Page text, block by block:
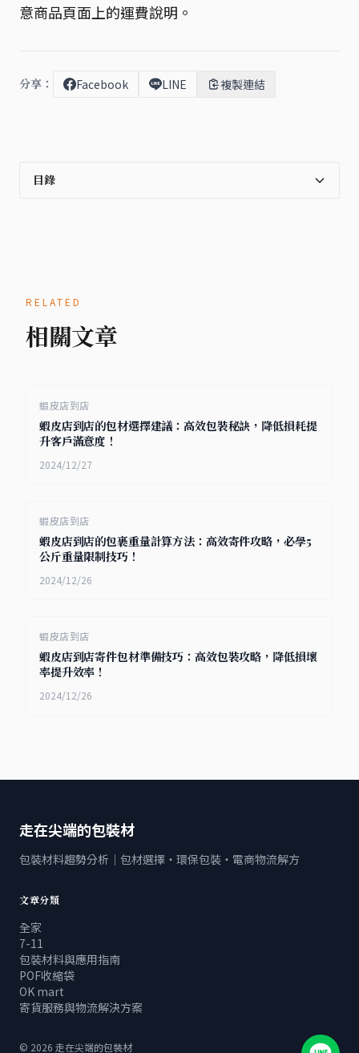
意商品頁面上的運費說明。
分享： Facebook LINE 複製連結
目錄
RELATED
相關文章
蝦皮店到店
蝦皮店到店的包材選擇建議：高效包裝秘訣，降低損耗提
升客戶滿意度！
2024/12/27
蝦皮店到店
蝦皮店到店的包裹重量計算方法：高效寄件攻略，必學5
公斤重量限制技巧！
2024/12/26
蝦皮店到店
蝦皮店到店寄件包材準備技巧：高效包裝攻略，降低損壞
率提升效率！
2024/12/26
走在尖端的包裝材
包裝材料趨勢分析｜包材選擇・環保包裝・電商物流解方
文章分類
全家
7-11
包裝材料與應用指南
POF收縮袋
OK mart
寄貨服務與物流解決方案
© 2026 走在尖端的包裝材